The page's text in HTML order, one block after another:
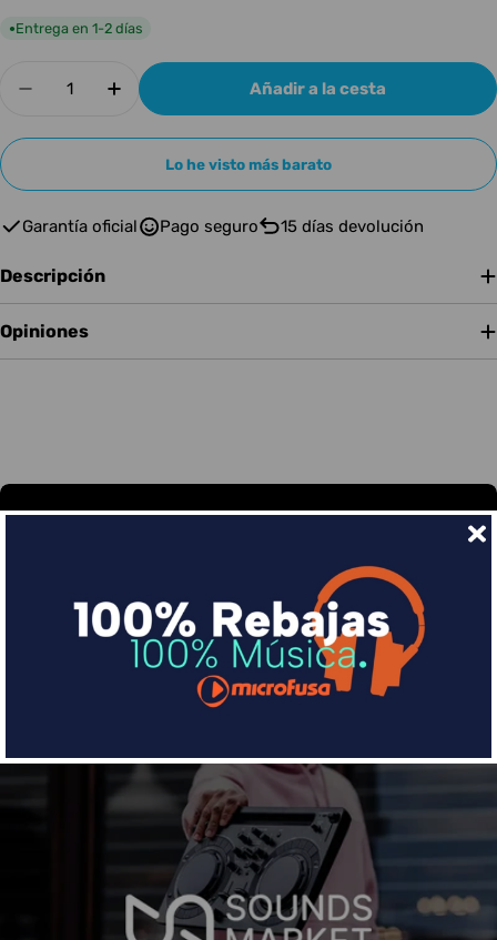
●Entrega en 1-2 días
Disminuir cantidad para Oqan AKS03
Aumentar cantidad para Oqan AKS03
Añadir a la cesta
Lo he visto más barato
Garantía oficial Pago seguro 15 días devolución
Descripción
Opiniones
Financia tus compras con Sequra
Divide en 3 sin coste o hasta en 18 meses por una
pequeña cuota al mes con Sequra
Más info